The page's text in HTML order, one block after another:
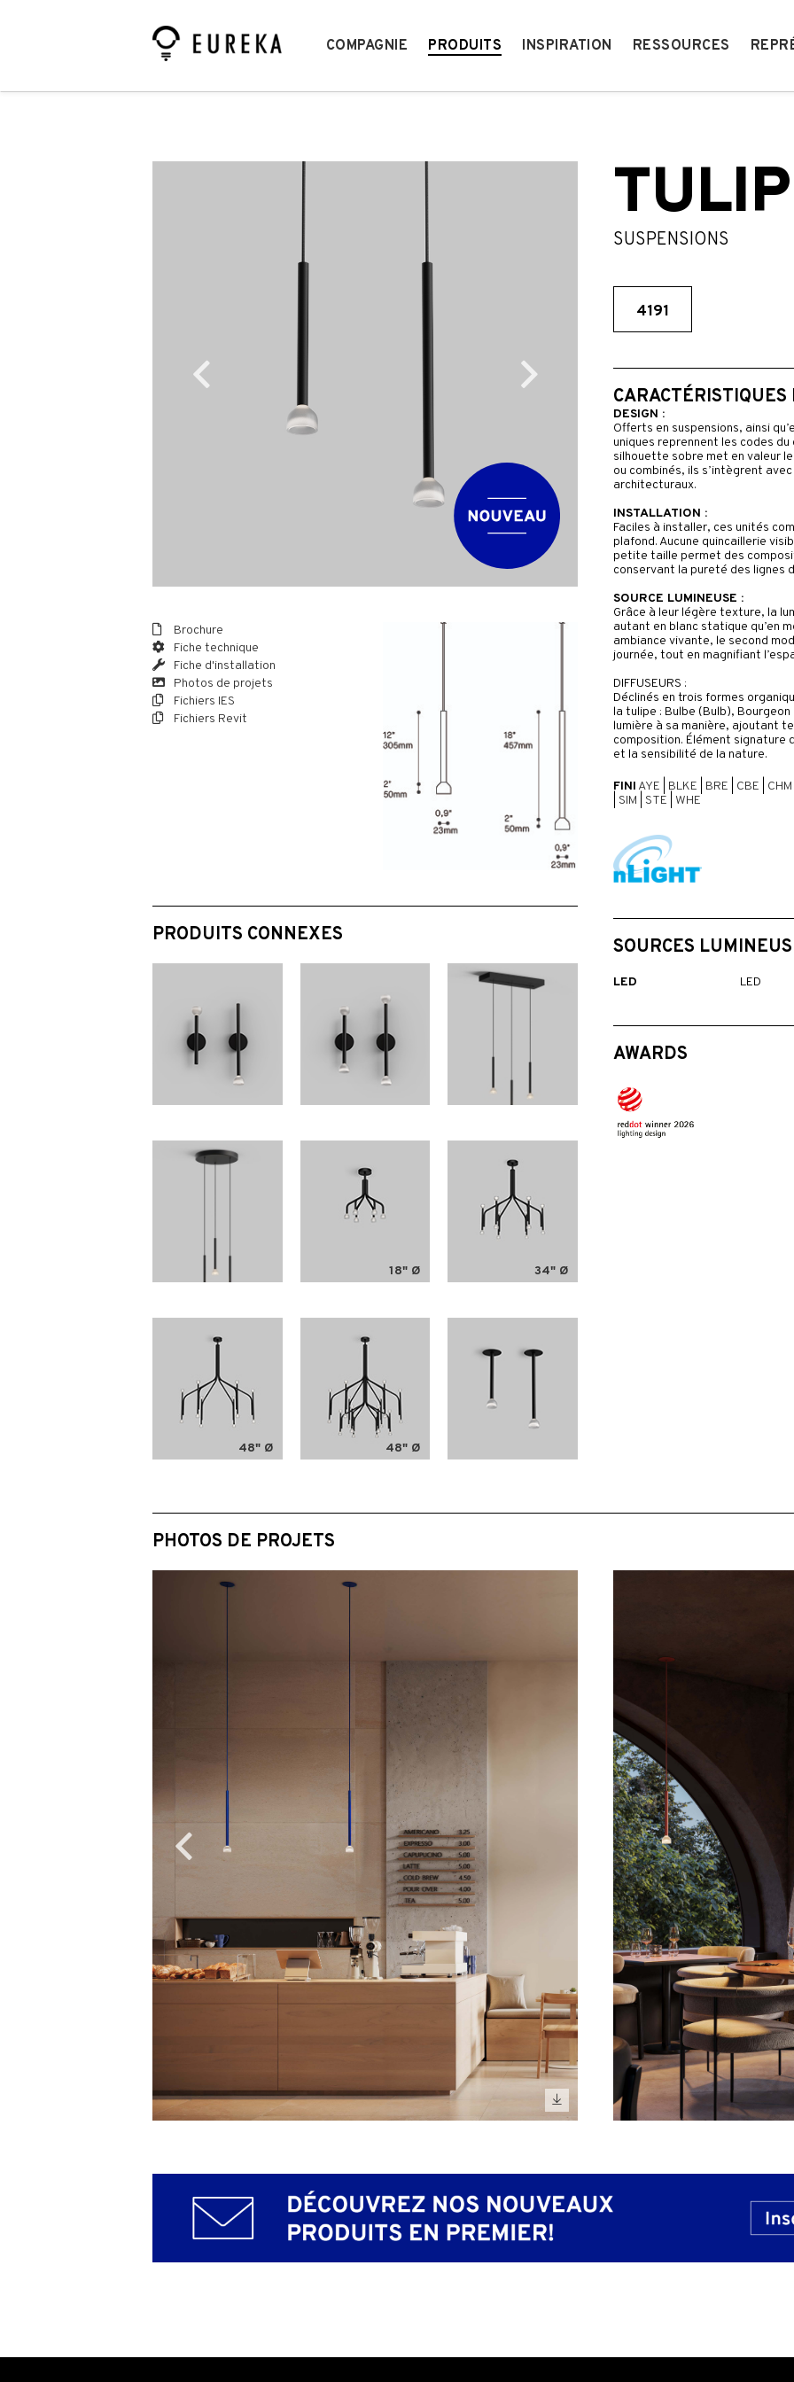
COMPAGNIE PRODUITS INSPIRATION RESSOURCES
Brochure
Fiche technique
Fiche d'installation
Photos de projets
Fichiers IES
Fichiers Revit
PRODUITS CONNEXES
18" Ø 34" Ø
48" Ø 48" Ø
TULIP
SUSPENSIONS
4191
DESIGN :
Offerts en suspensions, ainsi
uniques reprennent les codes
silhouette sobre met en valeur
ou combinés, ils s’intègrent
architecturaux.
INSTALLATION :
Faciles à installer, ces unités
plafond. Aucune quincaillerie
petite taille permet des
conservant la pureté des lignes
SOURCE LUMINEUSE :
Grâce à leur légère texture, la
autant en blanc statique qu’en
ambiance vivante, le second
journée, tout en magnifiant
DIFFUSEURS :
Déclinés en trois formes
la tulipe : Bulbe (Bulb),
lumière à sa manière, ajoutant
composition. Élément signature
et la sensibilité de la nature.
FINI AYE BLKE BRE CBE CHM
SIM STE WHE
SOURCES
LED LED
AWARDS
PHOTOS DE PROJETS